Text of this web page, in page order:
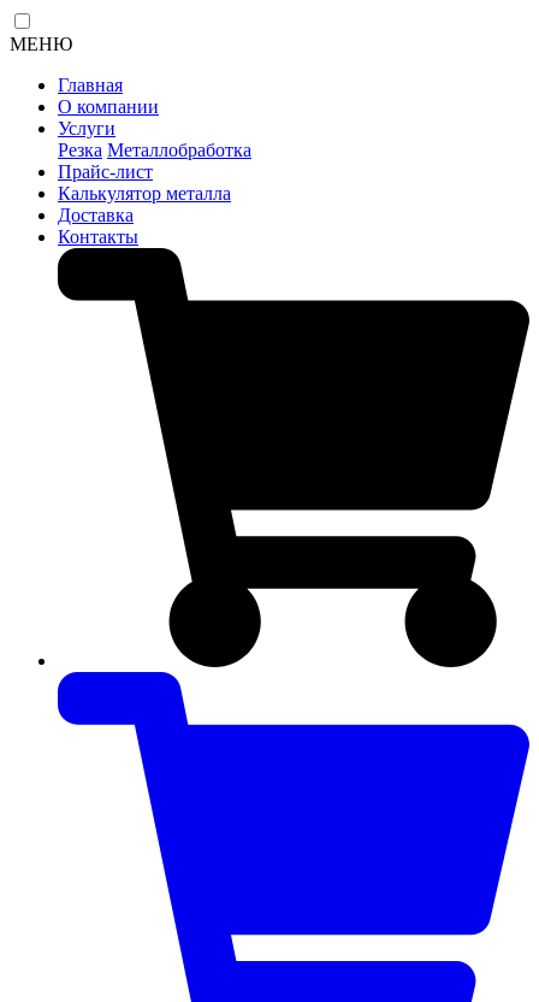
МЕНЮ
Главная
О компании
Услуги
Резка Металлобработка
Прайс-лист
Калькулятор металла
Доставка
Контакты